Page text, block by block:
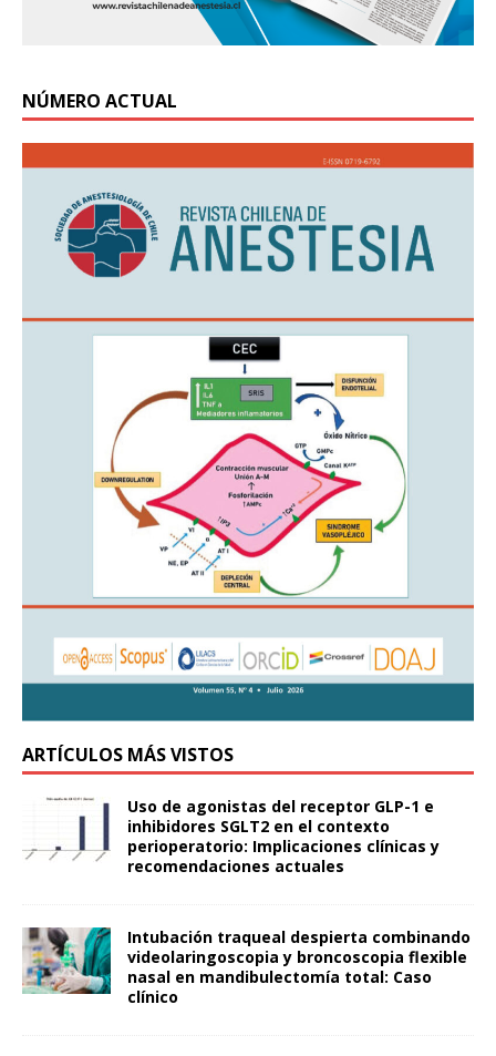
NÚMERO ACTUAL
ARTÍCULOS MÁS VISTOS
Uso de agonistas del receptor GLP-1 e
inhibidores SGLT2 en el contexto
perioperatorio: Implicaciones clínicas y
recomendaciones actuales
Intubación traqueal despierta combinando
videolaringoscopia y broncoscopia flexible
nasal en mandibulectomía total: Caso
clínico